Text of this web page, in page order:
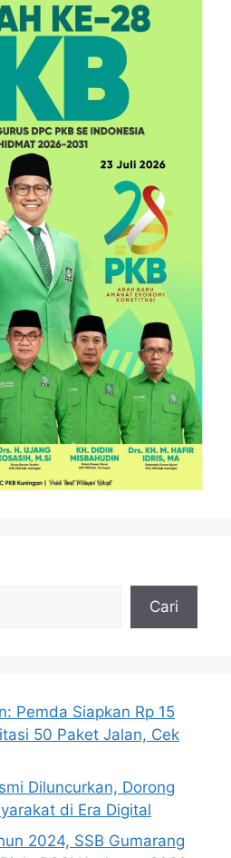
Cari
Pemda Siapkan Rp 15
50 Paket Jalan, Cek
Diluncurkan, Dorong
di Era Digital
2024, SSB Gumarang